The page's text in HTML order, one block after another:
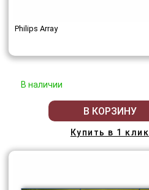
Philips Array
В наличии
В КОРЗИНУ
Купить в 1 клик